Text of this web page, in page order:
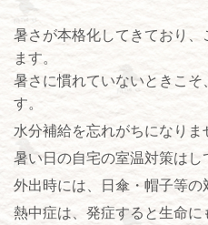
暑さが本格化してきており
ます。
暑さに慣れていないときこそ
す。
水分補給を忘れがちになりま
暑い日の自宅の室温対策はし
外出時には、日傘・帽子等の
熱中症は、発症すると生命